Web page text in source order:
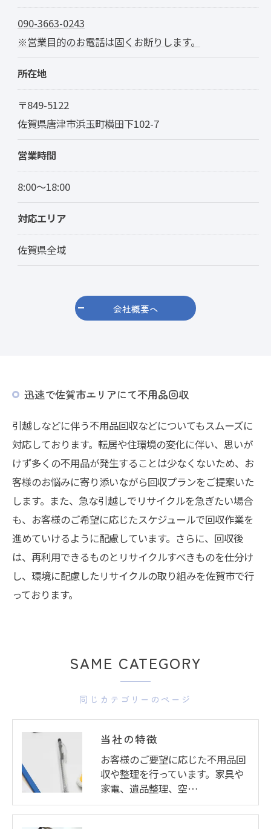
090-3663-0243
※営業目的のお電話は固くお断りします。
所在地
〒849-5122
佐賀県唐津市浜玉町横田下102-7
営業時間
8:00～18:00
対応エリア
佐賀県全域
会社概要へ
迅速で佐賀市エリアにて不用品回収
引越しなどに伴う不用品回収などについてもスムーズに
対応しております。転居や住環境の変化に伴い、思いが
けず多くの不用品が発生することは少なくないため、お
客様のお悩みに寄り添いながら回収プランをご提案いた
します。また、急な引越しでリサイクルを急ぎたい場合
も、お客様のご希望に応じたスケジュールで回収作業を
進めていけるように配慮しています。さらに、回収後
は、再利用できるものとリサイクルすべきものを仕分け
し、環境に配慮したリサイクルの取り組みを佐賀市で行
っております。
同じカテゴリーのページ
SAME CATEGORY
当社の特徴
お客様のご要望に応じた不用品回
収や整理を行っています。家具や
家電、遺品整理、空…